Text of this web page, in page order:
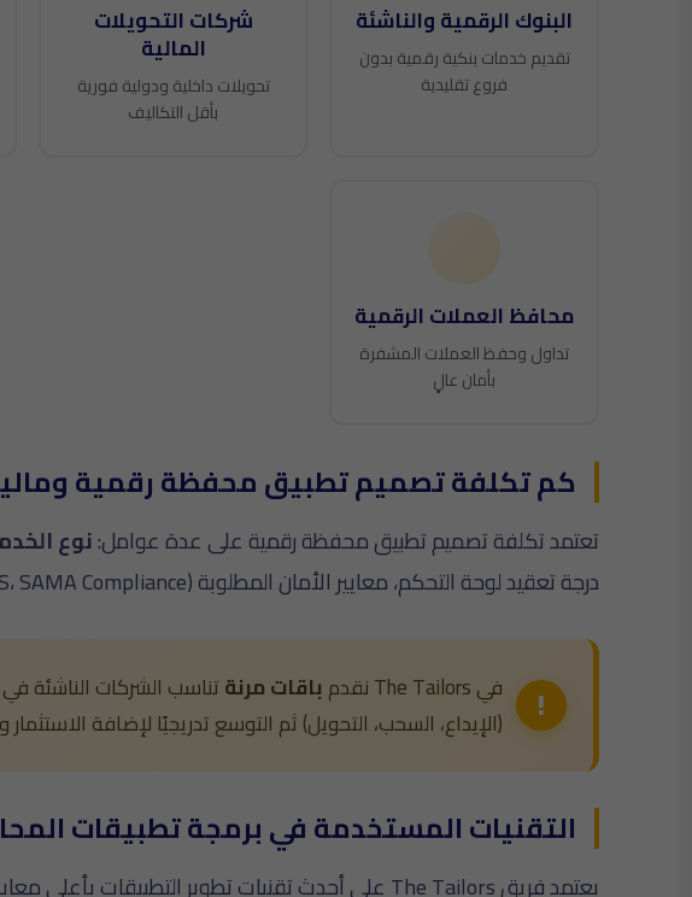
البنوك الرقمية والناشئة
تقديم خدمات بنكية رقمية بدون
فروع تقليدية
شركات التحويلات
المالية
تحويلات داخلية ودولية فورية
بأقل التكاليف
محافظ العملات الرقمية
تداول وحفظ العملات المشفرة
بأمان عالٍ
كم تكلفة تصميم تطبيق محفظة رقمية
تعتمد تكلفة تصميم تطبيق محفظة رقمية على عدة عوامل:نوع
درجة تعقيد لوحة التحكم، معايير الأمان المطلوبة (PCI DSS، SAMA Compliance)، ونوع التكاملات مع البنوك وبوابات الدفع وشركات التحقق من الهوية.
في The Tailors نقدم باقات مرنة
(الإيداع، السحب، التحويل) ثم التوسع تدريجيًا لإضافة
التقنيات المستخدمة في برمجة تطبيقات
يعتمد فريق The Tailors على أحدث تقنيات تطوير التطبيقات بأعلى معايير الأمان لضمان حماية أموال وبيانات المستخدمين: